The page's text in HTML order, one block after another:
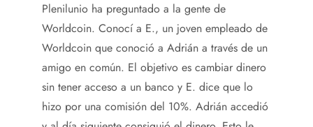
Plenilunio ha preguntado a la gente de
Worldcoin. Conocí a E., un joven empleado de
Worldcoin que conoció a Adrián a través de un
amigo en común. El objetivo es cambiar dinero
sin tener acceso a un banco y E. dice que lo
hizo por una comisión del 10%. Adrián accedió